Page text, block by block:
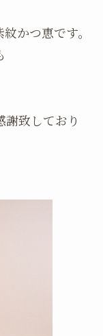
かつ恵です。
致しており